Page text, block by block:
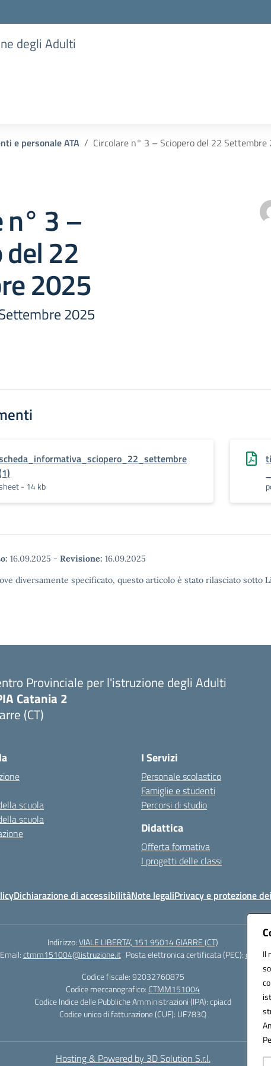
Il
degli Adulti
e personale ATA Circolare n° 3 – Sciopero del 22 Settembre
n° 3 –
del 22
2025
2025
- 14 kb
16.09.2025 - Revisione: 16.09.2025
diversamente specificato, questo articolo è stato rilasciato sotto
Provinciale per l'istruzione degli Adulti
Catania 2
(CT)
scuola
scuola
I Servizi
Personale scolastico
Famiglie e studenti
Percorsi di studio
Didattica
Offerta formativa
I progetti delle classi
Dichiarazione di accessibilitàNote legaliPrivacy e protezione
Indirizzo:VIALE LIBERTA’, 151 95014 GIARRE (CT)
Email:ctmm151004@istruzione.it Posta elettronica certificata (PEC):
Codice fiscale: 92032760875
Codice meccanografico: CTMM151004
Codice Indice delle Pubbliche Amministrazioni (IPA): cpiacd
Codice unico di fatturazione (CUF): UF783Q
Hosting & Powered by 3D Solution S.r.l.